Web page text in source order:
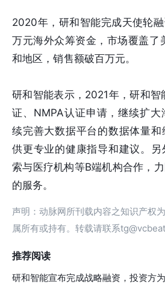
2020年，研和智能完成天使轮
万元海外众筹资金，市场覆盖了
和地区，销售额破百万元。
研和智能表示，2021年，研和智
证、NMPA认证申请，继续扩
续完善大数据平台的数据体量
供更专业的健康指导和建议。
索与医疗机构等B端机构合作，
的服务。
声明：动脉网所刊载内容之知识产权
属所有或持有。转载请联系
推荐阅读
研和智能宣布完成战略融资，投资方